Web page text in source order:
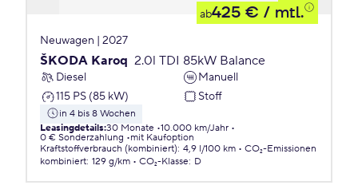
ab425 € / mtl.
Neuwagen | 2027
ŠKODA Karoq 2.0l TDI 85kW Balance
Diesel
Manuell
115 PS (85 kW)
Stoff
in 4 bis 8 Wochen
Leasingdetails:30 Monate 10.000 km/Jahr
0 € Sonderzahlung
mit Kaufoption
Kraftstoffverbrauch (kombiniert): 4,9 l/100 km
CO₂-Emissionen
kombiniert: 129 g/km CO₂-Klasse: D